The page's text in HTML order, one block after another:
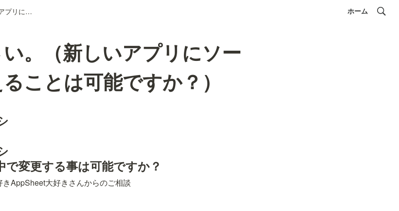
ご教授ください。（新しいアプリにソースを移し替えることは可能ですか？） ホーム
。（新しいアプリにソー
ことは可能ですか？）
変更する事は可能ですか？
AppSheet大好きさんからのご相談